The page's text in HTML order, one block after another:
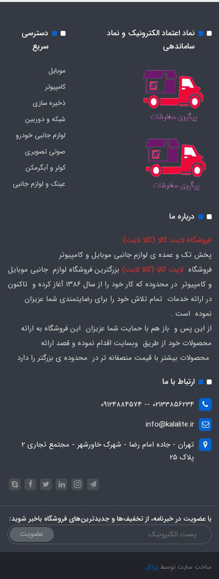
نماد اعتماد الکترونیک و نماد
ساماندهی
دسترسی
سریع
موبایل
کامپیوتر
ذخیره سازی
شبکه و دوربین
لوازم جانبی خودرو
صوتی تصویری
کولر و آبگرمکن
عینک و لوازم جانبی
درباره ما
فروشگاه لایت کالا (کالا لایت)
پخش تک و عمده ی لوازم جانبی موبایل و کامپیوتر
فروشگاه لایت کالا (کالا لایت) بزرگترین فروشگاه لوازم جانبی موبایل
و کامپیوتر در محدوده که کار خود را از سال ۱۳۸۶ آغاز کرده و تاکنون
در ارائه خدمات تمام تلاش خود را برای رضایتمندی شما عزیزان
نموده است .
از این پس و باز هم با حمایت شما عزیزان این فروشگاه به ارائه
محصولات خود از طریق وبسایت اقدام نموده و قصد ارائه
محصولات بیشتر با قیمت منصفانه تر در محدوده ی بزرگتر را دارد
ارتباط با ما
02133856234 -- 09124884574
info@kalalite.ir
تهران - جاده امام رضا - شهرک خاورشهر - مجتمع تجاری 2
پلاک 25
با عضویت در خبرنامه، از تخفیف‌ها و جدیدترین‌های فروشگاه باخبر شوید:
عضویت
ساخت سایت توسطپرتال